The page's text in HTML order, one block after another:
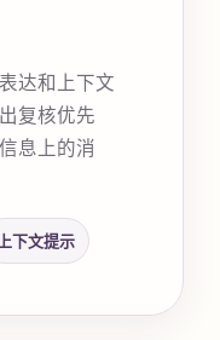
达和上下文
复核优先
息上的消
上下文提示